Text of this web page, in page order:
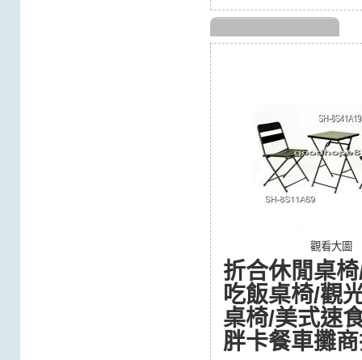
觀看大圖
折合休閒桌
吃飯桌椅/觀
桌椅/美式速
胖卡餐車攤